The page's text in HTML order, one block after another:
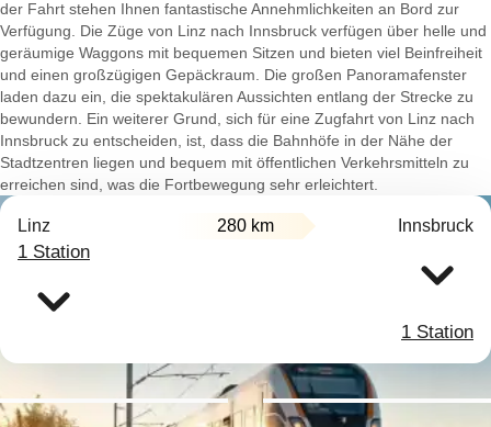
der Fahrt stehen Ihnen fantastische Annehmlichkeiten an Bord zur
Verfügung. Die Züge von Linz nach Innsbruck verfügen über helle und
geräumige Waggons mit bequemen Sitzen und bieten viel Beinfreiheit
und einen großzügigen Gepäckraum. Die großen Panoramafenster
laden dazu ein, die spektakulären Aussichten entlang der Strecke zu
bewundern. Ein weiterer Grund, sich für eine Zugfahrt von Linz nach
Innsbruck zu entscheiden, ist, dass die Bahnhöfe in der Nähe der
Stadtzentren liegen und bequem mit öffentlichen Verkehrsmitteln zu
erreichen sind, was die Fortbewegung sehr erleichtert.
Linz 280 km Innsbruck
1 Station
1 Station